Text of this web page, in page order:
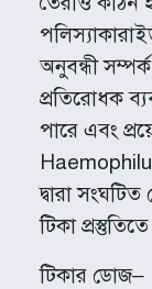
অনুবন্ধী
প্রতিরোধক
পারে এবং
দ্বারা
টিকা
টিকার ডোজ–